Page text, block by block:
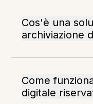
Cos'è una
archiviazione
Come
digitale